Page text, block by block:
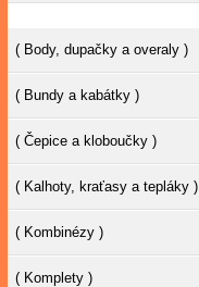
( Body, dupačky a overaly )
( Bundy a kabátky )
( Čepice a kloboučky )
( Kalhoty, kraťasy a tepláky )
( Kombinézy )
( Komplety )